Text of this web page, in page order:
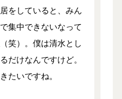
をしていると、みん
集中できないなって
笑）。僕は清水とし
だけなんですけど。
たいですね。